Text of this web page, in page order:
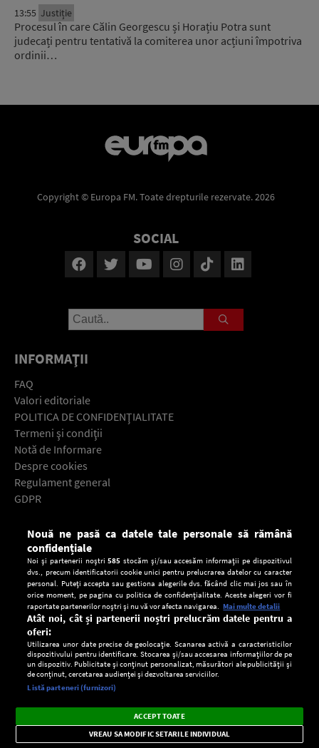
CONFIDENŢIALITATE
13:55 Justiție
Procesul în care Călin Georgescu și Horațiu Potra sunt
judecați pentru tentativă la comiterea unor acțiuni împotriva
ordinii…
Copyright © Europa FM. Toate drepturile rezervate. 2026
SOCIAL
INFORMAŢII
FAQ
Valori editoriale
POLITICA DE CONFIDENŢIALITATE
Termeni şi condiţii
Notă de Informare
Despre cookies
Regulament general
GDPR
Descarcă gratuit aplicaţia Europa FM pentru smartphone:
Setări:
Dark
Mode
Radio live, podcasturi, știri și alerte
importante.
×
Nouă ne pasă ca datele tale personale să rămână
confidențiale
Noi și partenerii noștri585 stocăm și/sau accesăm informații pe dispozitivul
dvs., precum identificatorii cookie unici pentru prelucrarea datelor cu caracter
personal. Puteți accepta sau gestiona alegerile dvs. făcând clic mai jos sau în
orice moment, pe pagina cu politica de confidențialitate. Aceste alegeri vor fi
raportate partenerilor noștri și nu vă vor afecta navigarea. Mai multe detalii
Atât noi, cât și partenerii noștri prelucrăm datele pentru a
oferi:
Utilizarea unor date precise de geolocație. Scanarea activă a caracteristicilor
dispozitivului pentru identificare. Stocarea și/sau accesarea informațiilor de pe
un dispozitiv. Publicitate și conținut personalizat, măsurători ale publicității și
de conținut, cercetarea audienței și dezvoltarea serviciilor.
Listă parteneri (furnizori)
ACCEPT TOATE
VREAU SA MODIFIC SETARILE INDIVIDUAL